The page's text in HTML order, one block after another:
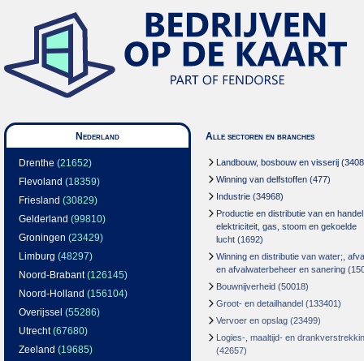
Nederland
Drenthe (21652)
Flevoland (18359)
Friesland (30829)
Gelderland (99810)
Groningen (23429)
Limburg (48297)
Noord-Brabant(126145)
Noord-Holland (156104)
Overijssel (55286)
Utrecht(67680)
Zeeland (19685)
Alle sectoren en branches
Landbouw, bosbouw en visserij
Winning van delfstoffen (477)
Industrie (34968)
Productie en distributie van en
elektriciteit, gas, stoom en gekoelde
lucht (1692)
Winning en distributie van water;,
en afvalwaterbeheer en sanering
Bouwnijverheid (50018)
Groot- en detailhandel (133401)
Vervoer en opslag (23499)
Logies-, maaltijd- en
(42657)